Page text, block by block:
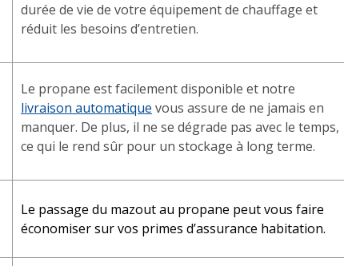
durée de vie de votre équipement de chauffage et
réduit les besoins d’entretien.
Le propane est facilement disponible et notre
livraison automatique vous assure de ne jamais en
manquer. De plus, il ne se dégrade pas avec le temps,
ce qui le rend sûr pour un stockage à long terme.
Le passage du mazout au propane peut vous faire
économiser sur vos primes d’assurance habitation.